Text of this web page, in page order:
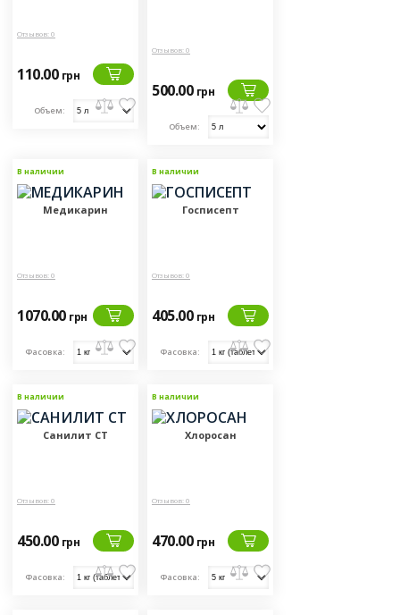
Отзывов: 0
110.00 грн
Объем:
Отзывов: 0
500.00 грн
Объем:
В наличии
Медикарин
Отзывов: 0
1070.00 грн
Фасовка:
В наличии
Госписепт
Отзывов: 0
405.00 грн
Фасовка:
В наличии
Санилит СТ
Отзывов: 0
450.00 грн
Фасовка:
В наличии
Хлоросан
Отзывов: 0
470.00 грн
Фасовка: